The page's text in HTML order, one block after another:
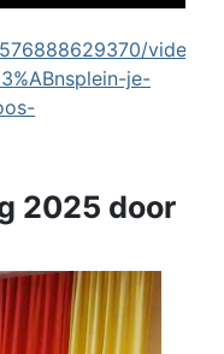
videos/
je-
2025 door